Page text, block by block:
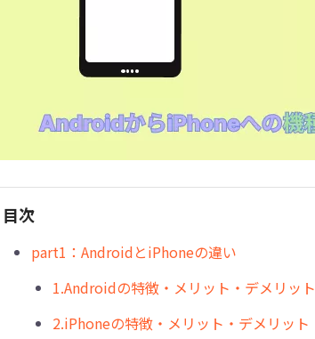
目次
part1：AndroidとiPhoneの違い
1.Androidの特徴・メリット・デメリット
2.iPhoneの特徴・メリット・デメリット